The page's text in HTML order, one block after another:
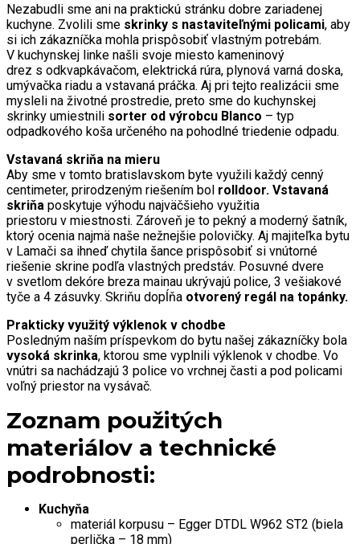
Nezabudli sme ani na praktickú stránku dobre zariadenej
kuchyne. Zvolili sme skrinky s nastaviteľnými policami, aby
si ich zákazníčka mohla prispôsobiť vlastným potrebám.
V kuchynskej linke našli svoje miesto kameninový
drez s odkvapkávačom, elektrická rúra, plynová varná doska,
umývačka riadu a vstavaná práčka. Aj pri tejto realizácii sme
mysleli na životné prostredie, preto sme do kuchynskej
skrinky umiestnili sorter od výrobcu Blanco – typ
odpadkového koša určeného na pohodlné triedenie odpadu.
Vstavaná skriňa na mieru
Aby sme v tomto bratislavskom byte využili každý cenný
centimeter, prirodzeným riešením bol rolldoor. Vstavaná
skriňa poskytuje výhodu najväčšieho využitia
priestoru v miestnosti. Zároveň je to pekný a moderný šatník,
ktorý ocenia najmä naše nežnejšie polovičky. Aj majiteľka bytu
v Lamači sa ihneď chytila šance prispôsobiť si vnútorné
riešenie skrine podľa vlastných predstáv. Posuvné dvere
v svetlom dekóre breza mainau ukrývajú police, 3 vešiakové
tyče a 4 zásuvky. Skriňu dopĺňa otvorený regál na topánky.
Prakticky využitý výklenok v chodbe
Posledným naším príspevkom do bytu našej zákazníčky bola
vysoká skrinka, ktorou sme vyplnili výklenok v chodbe. Vo
vnútri sa nachádzajú 3 police vo vrchnej časti a pod policami
voľný priestor na vysávač.
Zoznam použitých
materiálov a technické
podrobnosti:
Kuchyňa
materiál korpusu – Egger DTDL W962 ST2 (biela
perlička – 18 mm)